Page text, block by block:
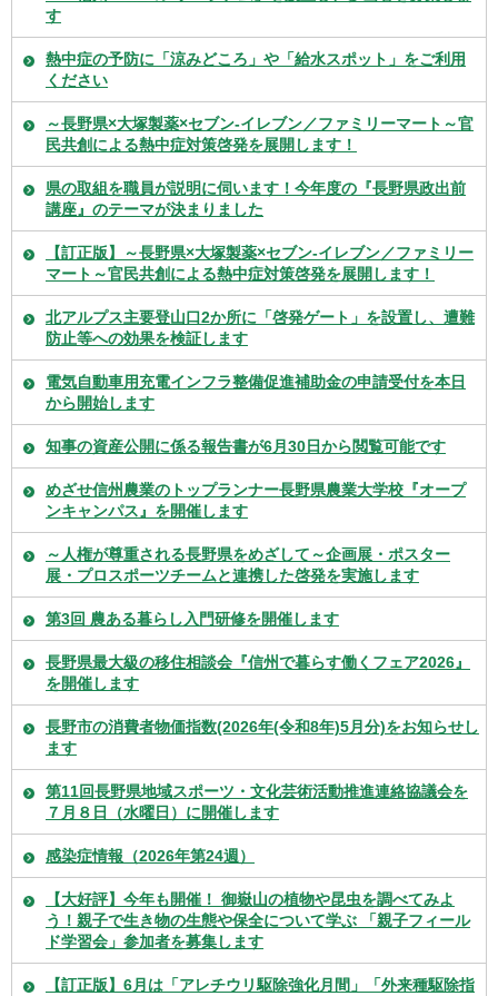
す
熱中症の予防に「涼みどころ」や「給水スポット」をご利用
ください
～長野県×大塚製薬×セブン-イレブン／ファミリーマート～官
民共創による熱中症対策啓発を展開します！
県の取組を職員が説明に伺います！今年度の『長野県政出前
講座』のテーマが決まりました
【訂正版】～長野県×大塚製薬×セブン-イレブン／ファミリー
マート～官民共創による熱中症対策啓発を展開します！
北アルプス主要登山口2か所に「啓発ゲート」を設置し、遭難
防止等への効果を検証します
電気自動車用充電インフラ整備促進補助金の申請受付を本日
から開始します
知事の資産公開に係る報告書が6月30日から閲覧可能です
めざせ信州農業のトップランナー長野県農業大学校『オープ
ンキャンパス』を開催します
～人権が尊重される長野県をめざして～企画展・ポスター
展・プロスポーツチームと連携した啓発を実施します
第3回 農ある暮らし入門研修を開催します
長野県最大級の移住相談会『信州で暮らす働くフェア2026』
を開催します
長野市の消費者物価指数(2026年(令和8年)5月分)をお知らせし
ます
第11回長野県地域スポーツ・文化芸術活動推進連絡協議会を
７月８日（水曜日）に開催します
感染症情報（2026年第24週）
【大好評】今年も開催！ 御嶽山の植物や昆虫を調べてみよ
う！親子で生き物の生態や保全について学ぶ 「親子フィール
ド学習会」参加者を募集します
【訂正版】6月は「アレチウリ駆除強化月間」「外来種駆除指